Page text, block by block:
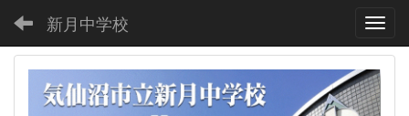
新月中学校